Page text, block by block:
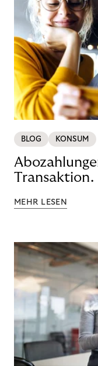
BLOG KONSUM
Transaktion.
MEHR LESEN